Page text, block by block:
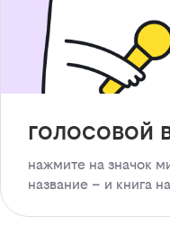
голосовой
нажмите на значок
название – и книга